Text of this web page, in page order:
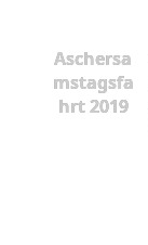
Aschersa
mstagsfa
hrt 2019